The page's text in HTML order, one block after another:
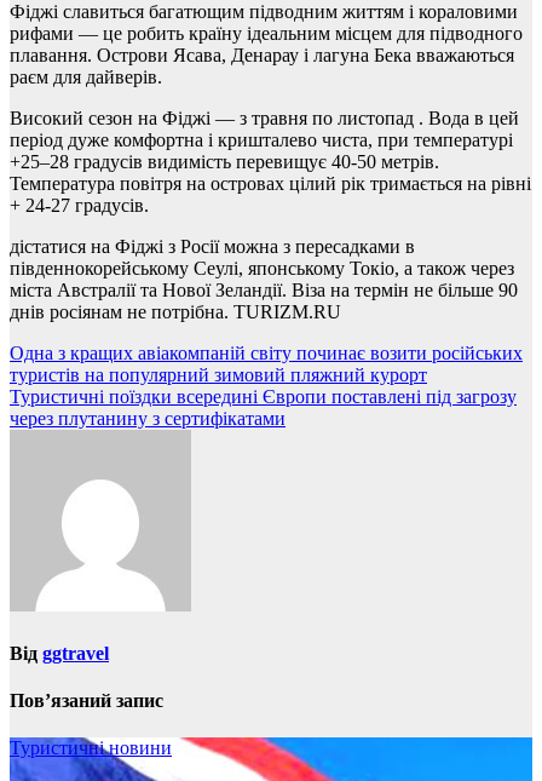
Фіджі славиться багатющим підводним життям і кораловими
рифами — це робить країну ідеальним місцем для підводного
плавання. Острови Ясава, Денарау і лагуна Бека вважаються
раєм для дайверів.
Високий сезон на Фіджі — з травня по листопад . Вода в цей
період дуже комфортна і кришталево чиста, при температурі
+25–28 градусів видимість перевищує 40-50 метрів.
Температура повітря на островах цілий рік тримається на рівні
+ 24-27 градусів.
дістатися на Фіджі з Росії можна з пересадками в
південнокорейському Сеулі, японському Токіо, а також через
міста Австралії та Нової Зеландії. Віза на термін не більше 90
днів росіянам не потрібна. TURIZM.RU
Навігація
записів
Одна з кращих авіакомпаній світу починає возити російських
туристів на популярний зимовий пляжний курорт
Туристичні поїздки всередині Європи поставлені під загрозу
через плутанину з сертифікатами
Від ggtravel
Пов’язаний запис
Туристичні новини